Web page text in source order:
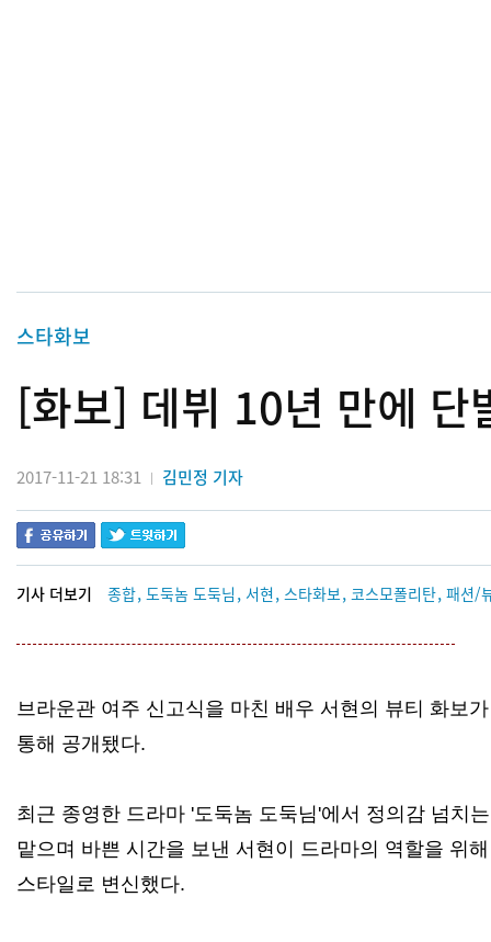
스타화보
[화보] 데뷔 10년 만에 단
2017-11-21 18:31 | 김민정 기자
기사 더보기 종합, 도둑놈 도둑님, 서현, 스타화보, 코스모폴리탄, 패션/
브라운관 여주 신고식을 마친 배우 서현의 뷰티 화보
통해 공개됐다.
최근 종영한 드라마 '도둑놈 도둑님'에서 정의감 넘치
맡으며 바쁜 시간을 보낸 서현이 드라마의 역할을 위
스타일로 변신했다.